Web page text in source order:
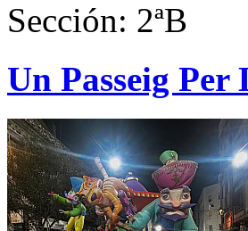
Sección: 2ªB
Un Passeig Per